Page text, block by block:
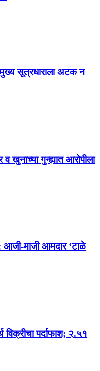
सूत्रधाराला अटक न
व खुनाच्या गुन्ह्यात आरोपीला
आजी-माजी आमदार ‘टाळे
विक्रीचा पर्दाफाश; २.५१